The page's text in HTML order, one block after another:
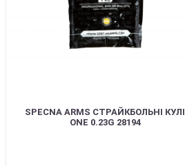
SPECNA ARMS СТРАЙКБОЛЬНІ КУЛІ
ONE 0.23G 28194